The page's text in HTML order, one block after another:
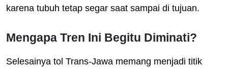
karena tubuh tetap segar saat sampai di tujuan.
Mengapa Tren Ini Begitu Diminati?
Selesainya tol Trans-Jawa memang menjadi titik